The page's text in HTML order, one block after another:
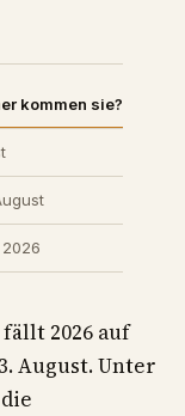
kommen sie?
2026 auf
August. Unter